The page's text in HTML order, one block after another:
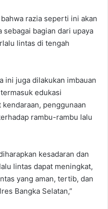
razia seperti ini akan
bagian dari upaya
lintas di tengah
ini juga dilakukan imbauan
edukasi
penggunaan
rambu-rambu lalu
kesadaran dan
lintas dapat meningkat,
yang aman, tertib, dan
Bangka Selatan,”